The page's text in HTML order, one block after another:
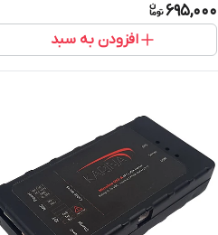
695,000
افزودن به سبد